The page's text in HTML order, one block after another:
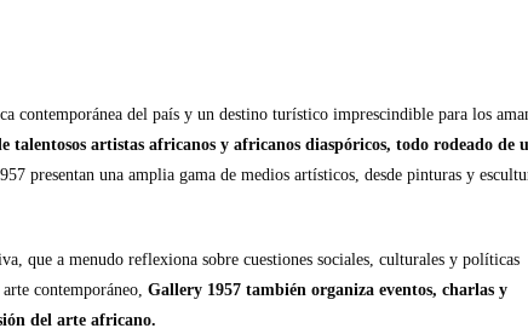
contemporánea del país y un destino turístico imprescindible para los
artistas africanos y africanos diaspóricos, todo rodeado de
presentan una amplia gama de medios artísticos, desde pinturas y
que a menudo reflexiona sobre cuestiones sociales, culturales y políticas
contemporáneo, Gallery 1957 también organiza eventos, charlas y
del arte africano.